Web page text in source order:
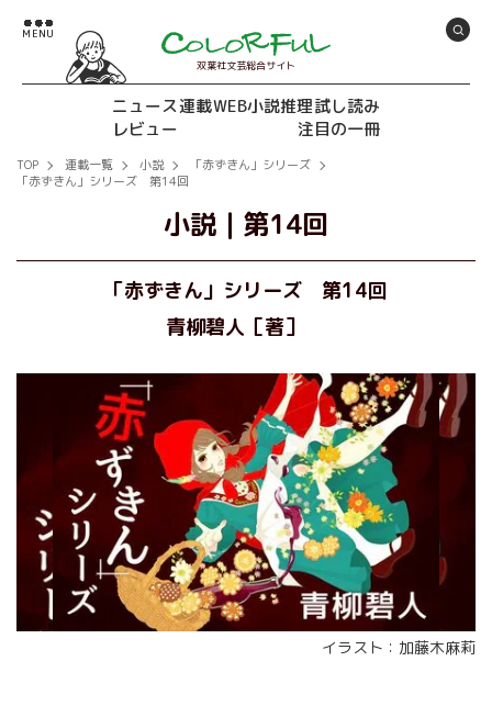
双葉社文芸総合サイト
ニュース連載WEB小説推理試し読み
レビュー
注目の一冊
TOP 連載一覧 小説
「赤ずきん」シリーズ
「赤ずきん」シリーズ 第14回
小説 ｜ 第14回
「赤ずきん」シリーズ 第14回
青柳碧人［著］
イラスト：加藤木麻莉